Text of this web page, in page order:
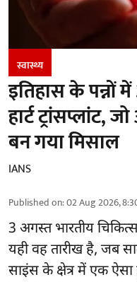
स्वास्थ्य
इतिहास के पन्नों
हार्ट
बन गया मिसाल
IANS
Published on:02 Aug 2026,
3 अगस्त भारतीय
यही वह तारीख है, जब
साइंस के क्षेत्र में एक